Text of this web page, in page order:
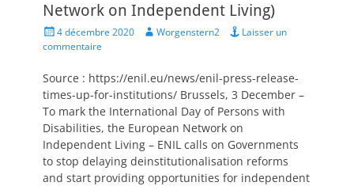
Network on Independent Living)
Posted
on
4 décembre 2020 AuthorWorgenstern2
Laisser un
commentaire
Source : https://enil.eu/news/enil-press-release-
times-up-for-institutions/ Brussels, 3 December –
To mark the International Day of Persons with
Disabilities, the European Network on
Independent Living – ENIL calls on Governments
to stop delaying deinstitutionalisation reforms
and start providing opportunities for independent